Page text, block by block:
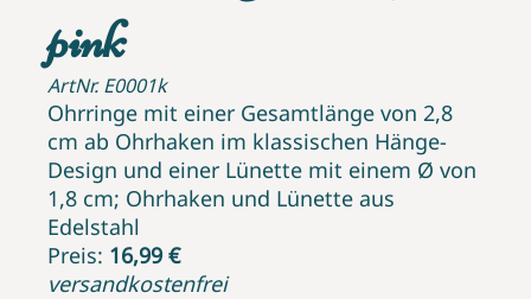
pink
ArtNr. E0001k
Ohrringe mit einer Gesamtlänge von 2,8
cm ab Ohrhaken im klassischen Hänge-
Design und einer Lünette mit einem Ø von
1,8 cm; Ohrhaken und Lünette aus
Edelstahl
Preis: 16,99 €
versandkostenfrei